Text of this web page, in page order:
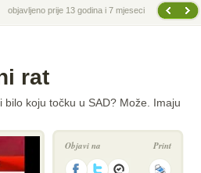
vijest
objavljeno prije 13 godina i 7 mjeseci
rat
koju točku u SAD? Može. Imaju
Objavi na Print